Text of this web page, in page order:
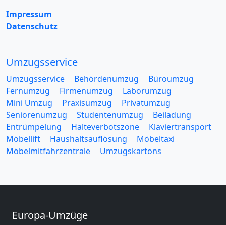
Impressum
Datenschutz
Umzugsservice
Umzugsservice Behördenumzug
Büroumzug
Fernumzug
Firmenumzug
Laborumzug
Mini Umzug
Praxisumzug
Privatumzug
Seniorenumzug
Studentenumzug
Beiladung
Entrümpelung
Halteverbotszone
Klaviertransport
Möbellift
Haushaltsauflösung
Möbeltaxi
Möbelmitfahrzentrale
Umzugskartons
Europa-Umzüge